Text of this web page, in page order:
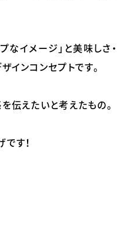
イメージ」と美味しさ・
インコンセプトです。
伝えたいと考えたもの。
す！